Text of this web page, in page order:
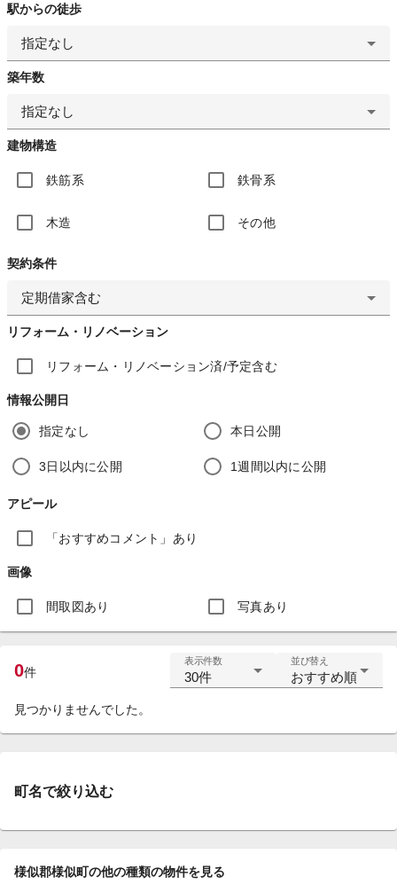
駅からの徒歩
指定なし
築年数
指定なし
建物構造
鉄筋系 鉄骨系
木造 その他
契約条件
定期借家含む
リフォーム・リノベーション
リフォーム・リノベーション済/予定含む
情報公開日
指定なし 本日公開
3日以内に公開 1週間以内に公開
アピール
「おすすめコメント」あり
画像
間取図あり 写真あり
0件
表示件数
30件
並び替え
おすすめ順
見つかりませんでした。
町名で絞り込む
様似郡様似町の他の種類の物件を見る